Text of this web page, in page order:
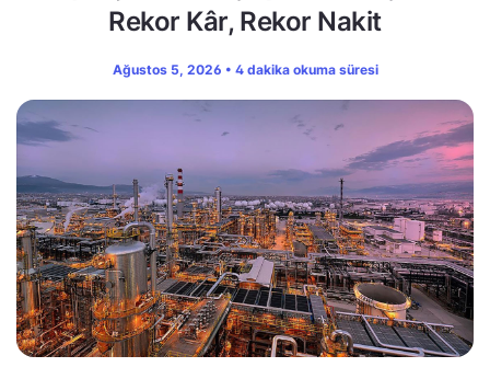
Rekor Kâr, Rekor Nakit
Ağustos 5, 2026 • 4 dakika okuma süresi